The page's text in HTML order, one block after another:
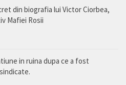
din biografia lui Victor Ciorbea,
Mafiei Rosii
in ruina dupa ce a fost